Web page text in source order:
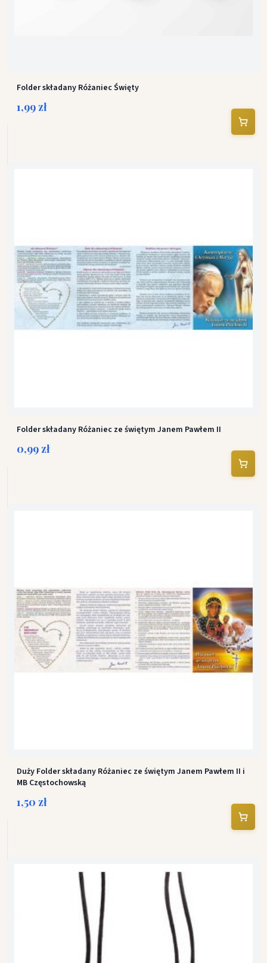
Folder składany Różaniec Święty
1,99 zł
Folder składany Różaniec ze świętym Janem Pawłem II
0,99 zł
Duży Folder składany Różaniec ze świętym Janem Pawłem II i
MB Częstochowską
1,50 zł